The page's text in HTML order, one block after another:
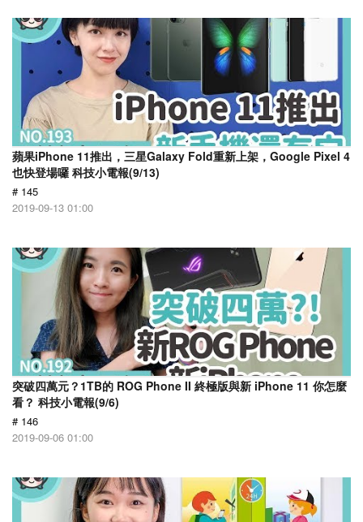
蘋果iPhone 11推出，三星Galaxy Fold重新上架，Google Pixel 4
也快登場囉 科技小電報(9/13)
# 145
2019-09-13 01:00
突破四萬元？1TB的 ROG Phone II 終極版與新 iPhone 11 你怎麼
看？ 科技小電報(9/6)
# 146
2019-09-06 01:00